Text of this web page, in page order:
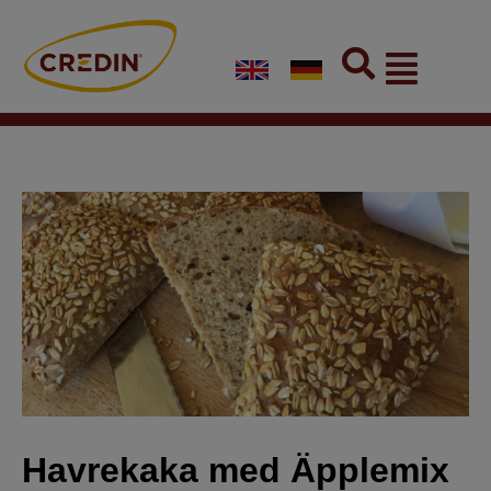
content
Flyout
Menu
Havrekaka med Äpplemix